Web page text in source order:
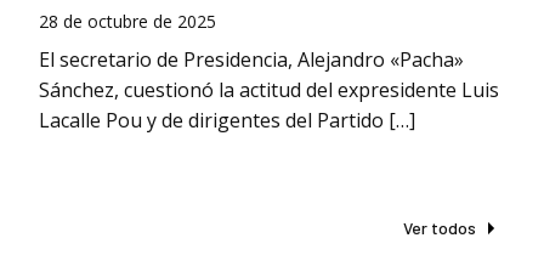
28 de octubre de 2025
El secretario de Presidencia, Alejandro «Pacha»
Sánchez, cuestionó la actitud del expresidente Luis
Lacalle Pou y de dirigentes del Partido […]
Ver todos